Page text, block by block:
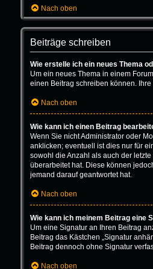
Nach oben
Beiträge schreiben
Wie erstelle ich ein neues Thema
Um ein neues Thema in einem
einen Beitrag schreiben können.
Nach oben
Wie kann ich einen Beitrag
Wenn Sie nicht Administrator oder
anklicken; eventuell ist dies nur für
sowohl die Anzahl als auch der
überarbeitet hat. Diese können
jemand darauf geantwortet hat.
Nach oben
Wie kann ich meinem Beitrag eine
Um eine Signatur an Ihren Beitrag
Beitrag das Kästchen „Signatur
Beitrag dennoch ohne Signatur
Nach oben